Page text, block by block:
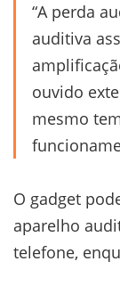
“A perda
auditiva
ouvido
mesmo
O gadget
aparelho
telefone,